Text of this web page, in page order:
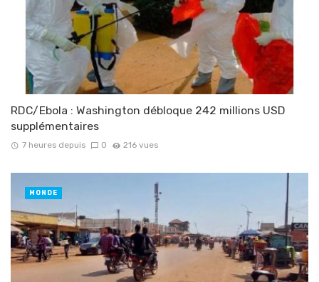
RDC/Ebola : Washington débloque 242 millions USD
supplémentaires
7 heures depuis 0 216 vues
MONDE